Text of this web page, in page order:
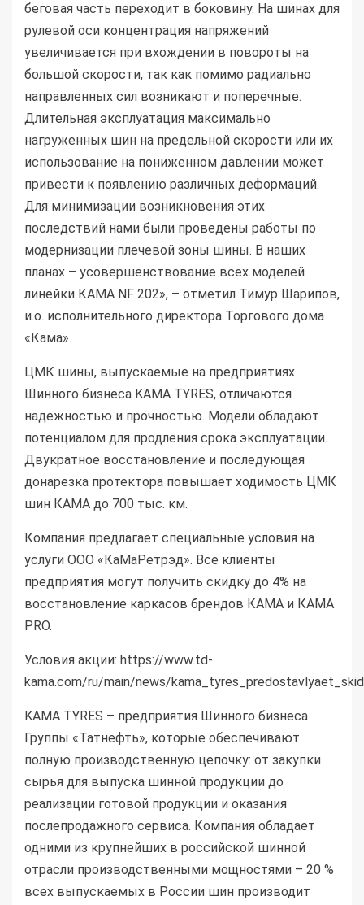
беговая часть переходит в боковину. На шинах для
рулевой оси концентрация напряжений
увеличивается при вхождении в повороты на
большой скорости, так как помимо радиально
направленных сил возникают и поперечные.
Длительная эксплуатация максимально
нагруженных шин на предельной скорости или их
использование на пониженном давлении может
привести к появлению различных деформаций.
Для минимизации возникновения этих
последствий нами были проведены работы по
модернизации плечевой зоны шины. В наших
планах – усовершенствование всех моделей
линейки КАМА NF 202», – отметил Тимур Шарипов,
и.о. исполнительного директора Торгового дома
«Кама».
ЦМК шины, выпускаемые на предприятиях
Шинного бизнеса KAMA TYRES, отличаются
надежностью и прочностью. Модели обладают
потенциалом для продления срока эксплуатации.
Двукратное восстановление и последующая
донарезка протектора повышает ходимость ЦМК
шин КАМА до 700 тыс. км.
Компания предлагает специальные условия на
услуги ООО «КаМаРетрэд». Все клиенты
предприятия могут получить скидку до 4% на
восстановление каркасов брендов КАМА и КАМА
PRO.
Условия акции: https://www.td-
kama.com/ru/main/news/
KAMA TYRES – предприятия Шинного бизнеса
Группы «Татнефть», которые обеспечивают
полную производственную цепочку: от закупки
сырья для выпуска шинной продукции до
реализации готовой продукции и оказания
послепродажного сервиса. Компания обладает
одними из крупнейших в российской шинной
отрасли производственными мощностями – 20 %
всех выпускаемых в России шин производит